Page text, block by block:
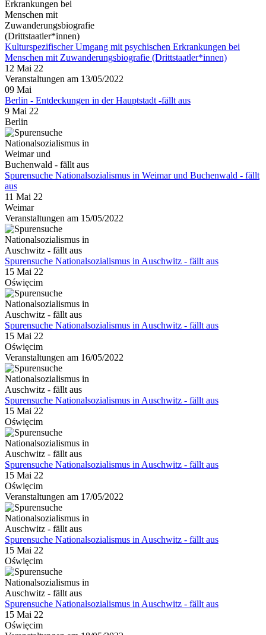
Kulturspezifischer Umgang mit psychischen Erkrankungen bei
Menschen mit Zuwanderungsbiografie (Drittstaatler*innen)
12 Mai 22
Veranstaltungen am 13/05/2022
09 Mai
Berlin - Entdeckungen in der Hauptstadt -fällt aus
9 Mai 22
Berlin
Spurensuche Nationalsozialismus in Weimar und Buchenwald - fällt
aus
11 Mai 22
Weimar
Veranstaltungen am 15/05/2022
Spurensuche Nationalsozialismus in Auschwitz - fällt aus
15 Mai 22
Oświęcim
Spurensuche Nationalsozialismus in Auschwitz - fällt aus
15 Mai 22
Oświęcim
Veranstaltungen am 16/05/2022
Spurensuche Nationalsozialismus in Auschwitz - fällt aus
15 Mai 22
Oświęcim
Spurensuche Nationalsozialismus in Auschwitz - fällt aus
15 Mai 22
Oświęcim
Veranstaltungen am 17/05/2022
Spurensuche Nationalsozialismus in Auschwitz - fällt aus
15 Mai 22
Oświęcim
Spurensuche Nationalsozialismus in Auschwitz - fällt aus
15 Mai 22
Oświęcim